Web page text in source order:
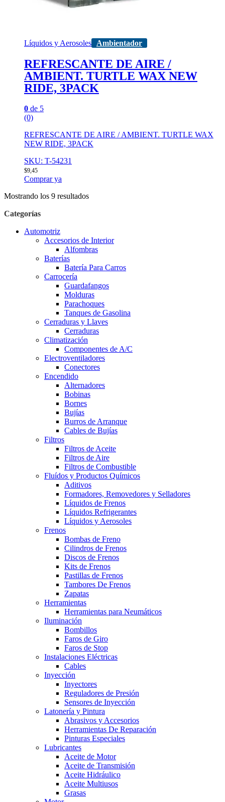
Líquidos y Aerosoles Ambientador
REFRESCANTE DE AIRE /
AMBIENT. TURTLE WAX NEW
RIDE, 3PACK
0 de 5
(0)
REFRESCANTE DE AIRE / AMBIENT. TURTLE WAX
NEW RIDE, 3PACK
SKU: T-54231
$9,45
Comprar ya
Mostrando los 9 resultados
Categorías
Automotriz
Accesorios de Interior
Alfombras
Baterías
Batería Para Carros
Carrocería
Guardafangos
Molduras
Parachoques
Tanques de Gasolina
Cerraduras y Llaves
Cerraduras
Climatización
Componentes de A/C
Electroventiladores
Conectores
Encendido
Alternadores
Bobinas
Bornes
Bujías
Burros de Arranque
Cables de Bujías
Filtros
Filtros de Aceite
Filtros de Aire
Filtros de Combustible
Fluídos y Productos Químicos
Aditivos
Formadores, Removedores y Selladores
Líquidos de Frenos
Líquidos Refrigerantes
Líquidos y Aerosoles
Frenos
Bombas de Freno
Cilindros de Frenos
Discos de Frenos
Kits de Frenos
Pastillas de Frenos
Tambores De Frenos
Zapatas
Herramientas
Herramientas para Neumáticos
Iluminación
Bombillos
Faros de Giro
Faros de Stop
Instalaciones Eléctricas
Cables
Inyección
Inyectores
Reguladores de Presión
Sensores de Inyección
Latonería y Pintura
Abrasivos y Accesorios
Herramientas De Reparación
Pinturas Especiales
Lubricantes
Aceite de Motor
Aceite de Transmisión
Aceite Hidráulico
Aceite Multiusos
Grasas